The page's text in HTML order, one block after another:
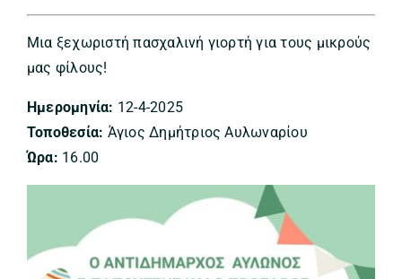
Μια ξεχωριστή πασχαλινή γιορτή για τους μικρούς
μας φίλους!
Ημερομηνία: 12-4-2025
Τοποθεσία: Άγιος Δημήτριος Αυλωναρίου
Ώρα: 16.00